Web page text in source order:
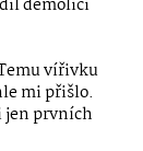
vířivku
mi přišlo.
jen prvních